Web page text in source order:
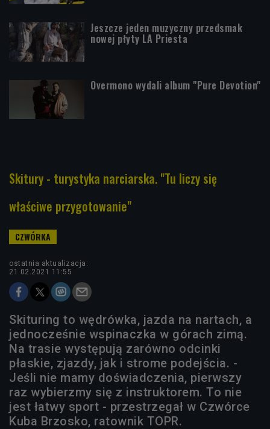
Jeszcze jeden muzyczny przedsmak
nowej płyty LA Priesta
Overmono wydali album "Pure Devotion"
Skitury - turystyka narciarska. "Tu liczy się
właściwe przygotowanie"
ostatnia aktualizacja:
21.02.2021 11:55
Skituring to wędrówka, jazda na nartach, a
jednocześnie wspinaczka w górach zimą.
Na trasie występują zarówno odcinki
płaskie, zjazdy, jak i strome podejścia. -
Jeśli nie mamy doświadczenia, pierwszy
raz wybierzmy się z instruktorem. To nie
jest łatwy sport - przestrzegał w Czwórce
Kuba Brzosko, ratownik TOPR.